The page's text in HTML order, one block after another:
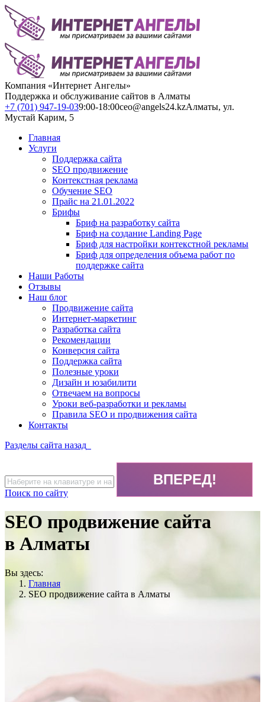
Компания «Интернет Ангелы»
Поддержка и обслуживание сайтов в Алматы
+7 (701) 947-19-039:00-18:00ceo@angels24.kzАлматы, ул.
Мустай Карим, 5
Главная
Услуги
Поддержка сайта
SEO продвижение
Контекстная реклама
Обучение SEO
Прайс на 21.01.2022
Брифы
Бриф на разработку сайта
Бриф на создание Landing Page
Бриф для настройки контекстной рекламы
Бриф для определения объема работ по
поддержке сайта
Наши Работы
Отзывы
Наш блог
Продвижение сайта
Интернет-маркетинг
Разработка сайта
Рекомендации
Конверсия сайта
Поддержка сайта
Полезные уроки
Дизайн и юзабилити
Отвечаем на вопросы
Уроки веб-разработки и рекламы
Правила SEO и продвижения сайта
Контакты
Разделы сайта назад
Поиск по сайту
SEO продвижение сайта
в Алматы
Вы здесь:
Главная
SEO продвижение сайта в Алматы